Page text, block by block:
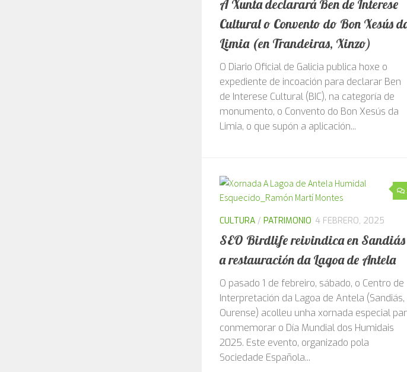
CULTURA/ PATRIMONIO 19 FEBRERO, 2025
A Xunta declarará Ben de Interese
Cultural o Convento do Bon Xesús da
Limia (en Trandeiras, Xinzo)
O Diario Oficial de Galicia publica hoxe o
expediente de incoación para declarar Ben
de Interese Cultural (BIC), na categoría de
monumento, o Convento do Bon Xesús da
CULTURA/PATRIMONIO 4 FEBRERO, 2025
SEO Birdlife reivindica en Sandiás
a restauración da Lagoa de Antela
O pasado 1 de febreiro, sábado, o Centro de
Interpretación da Lagoa de Antela (Sandiás,
Ourense) acolleu unha xornada especial para
conmemorar o Día Mundial dos Humidais
2025. Este evento, organizado pola